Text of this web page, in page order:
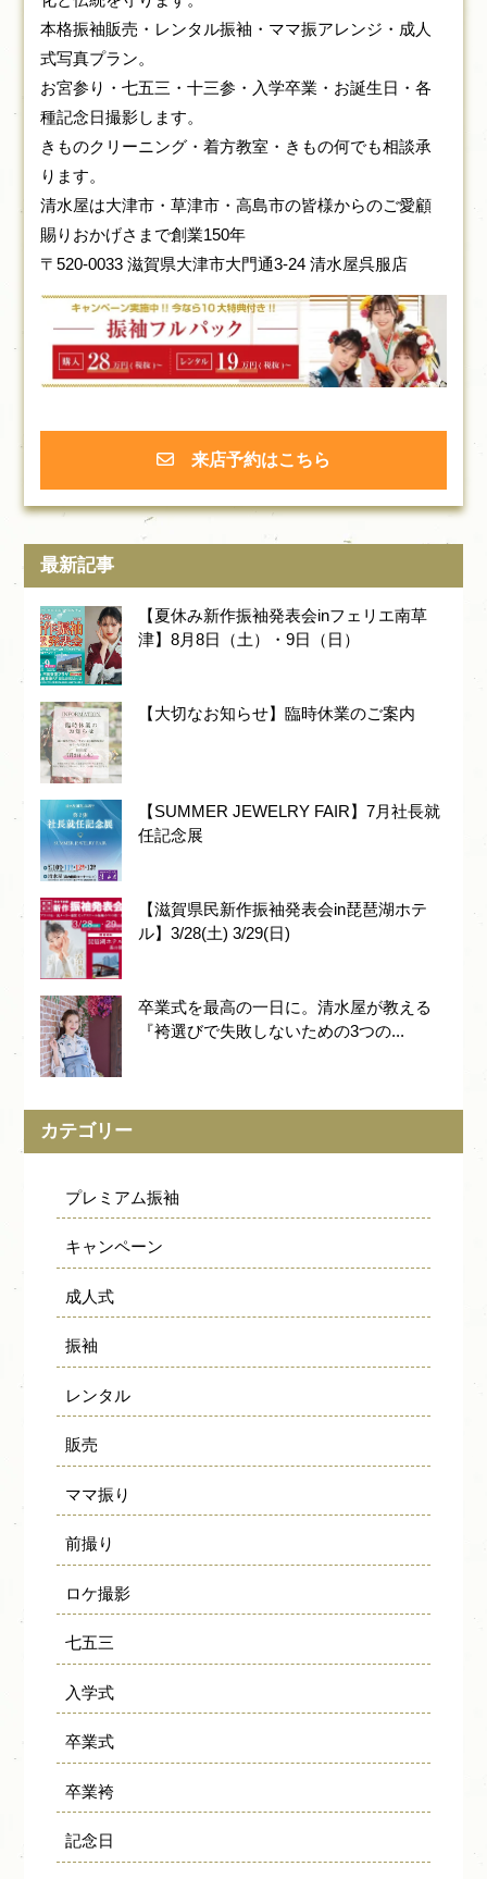
本格振袖販売・レンタル振袖・ママ振アレンジ・成人
式写真プラン。
お宮参り・七五三・十三参・入学卒業・お誕生日・各
種記念日撮影します。
きものクリーニング・着方教室・きもの何でも相談承
ります。
清水屋は大津市・草津市・高島市の皆様からのご愛顧
賜りおかげさまで創業150年
〒520-0033 滋賀県大津市大門通3-24 清水屋呉服店
来店予約はこちら
最新記事
【夏休み新作振袖発表会inフェリエ南草
津】8月8日（土）・9日（日）
【大切なお知らせ】臨時休業のご案内
【SUMMER JEWELRY FAIR】7月社長就
任記念展
【滋賀県民新作振袖発表会in琵琶湖ホテ
ル】3/28(土) 3/29(日)
卒業式を最高の一日に。清水屋が教える
『袴選びで失敗しないための3つの...
カテゴリー
プレミアム振袖
キャンペーン
成人式
振袖
レンタル
販売
ママ振り
前撮り
ロケ撮影
七五三
入学式
卒業式
卒業袴
記念日